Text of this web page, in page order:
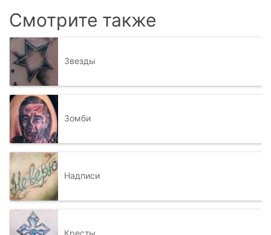
Смотрите также
Звезды
Зомби
Надписи
Кресты